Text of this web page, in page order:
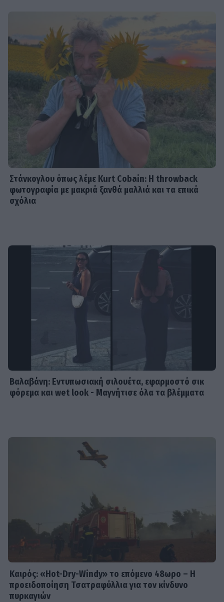
Στάνκογλου όπως λέμε Kurt Cobain: H throwback
φωτογραφία με μακριά ξανθά μαλλιά και τα επικά
σχόλια
Βαλαβάνη: Εντυπωσιακή σιλουέτα, εφαρμοστό σικ
φόρεμα και wet look - Μαγνήτισε όλα τα βλέμματα
Καιρός: «Hot-Dry-Windy» το επόμενο 48ωρο – Η
προειδοποίηση Τσατραφύλλια για τον κίνδυνο
πυρκαγιών